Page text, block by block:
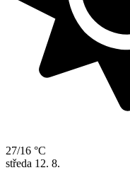
27/16 °C
středa 12. 8.